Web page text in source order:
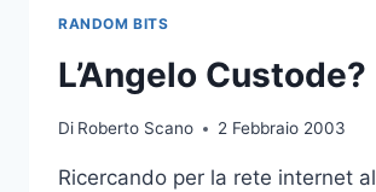
RANDOM BITS
L’Angelo Custode?
Di Roberto Scano 2 Febbraio 2003
Ricercando per la rete internet